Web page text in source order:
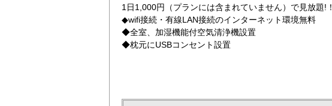
1日1,000円（プランには含まれていません）で見放題!！
◆wifi接続・有線LAN接続のインターネット環境無料
◆全室、加湿機能付空気清浄機設置
◆枕元にUSBコンセント設置